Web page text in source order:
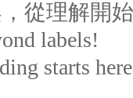
從理解開
labels!
starts